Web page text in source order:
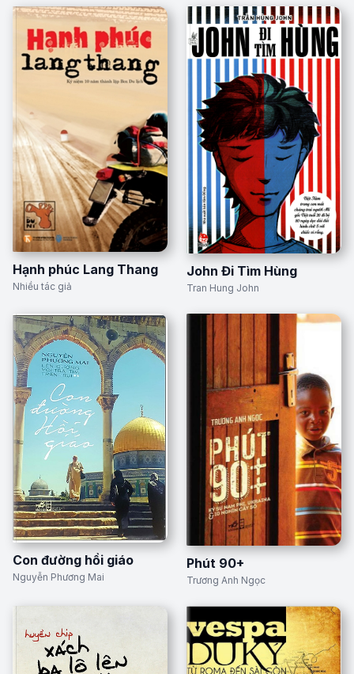
Hạnh phúc Lang Thang
Nhiều tác giả
John Đi Tìm Hùng
Tran Hung John
Con đường hồi giáo
Nguyễn Phương Mai
Phút 90+
Trương Anh Ngọc